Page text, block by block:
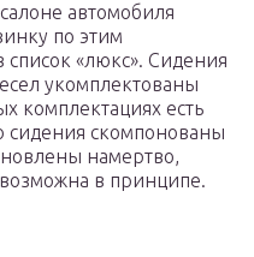
автомобиля
по этим
«люкс». Сидения
укомплектованы
комплектациях есть
сидения скомпонованы
намертво,
в принципе.